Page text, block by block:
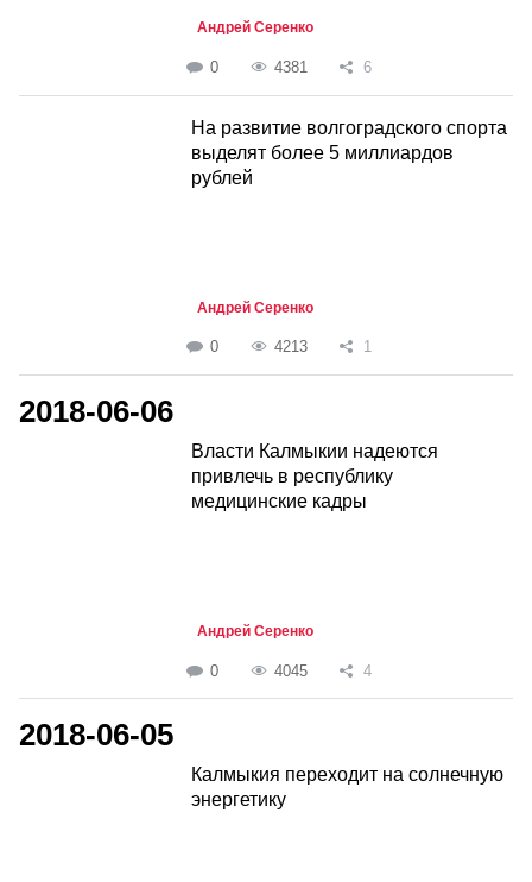
Андрей Серенко
0 4381 6
На развитие волгоградского спорта
выделят более 5 миллиардов
рублей
Андрей Серенко
0 4213 1
2018-06-06
Власти Калмыкии надеются
привлечь в республику
медицинские кадры
Андрей Серенко
0 4045 4
2018-06-05
Калмыкия переходит на солнечную
энергетику